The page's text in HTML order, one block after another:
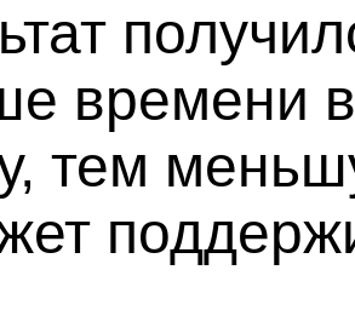
времени
тем